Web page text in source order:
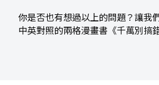
你是否也有想過以上的問題？讓我
中英對照的兩格漫畫書《千萬別搞